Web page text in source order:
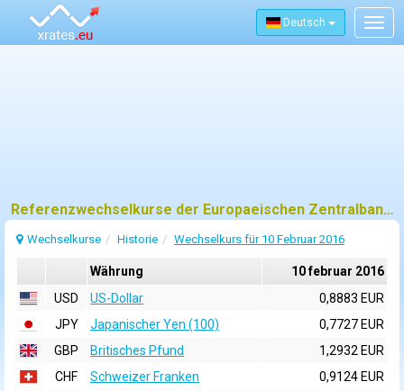
Deutsch
Referenzwechselkurse der Europaeischen Zentralbank (EZB) fuer 10 februar 2016
Wechselkurse Historie Wechselkurs für 10 Februar 2016
Währung
10 februar 2016
USD
US-Dollar
0,8883 EUR
JPY
Japanischer Yen (100)
0,7727 EUR
GBP
Britisches Pfund
1,2932 EUR
CHF
Schweizer Franken
0,9124 EUR